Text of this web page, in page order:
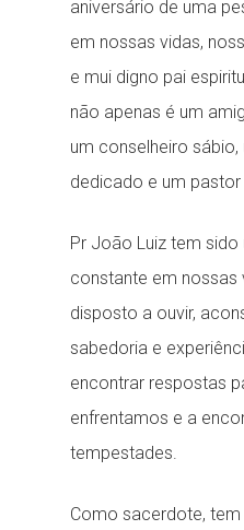
aniversário de uma
em nossas vidas,
e mui digno pai
não apenas é um
um conselheiro
dedicado e um
Pr João Luiz tem
constante em nossas
disposto a ouvir,
sabedoria e
encontrar respostas
enfrentamos e a
tempestades.
Como sacerdote,